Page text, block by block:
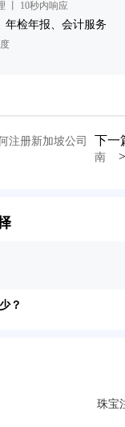
丨 10秒内响应
年检年报、会计服务
注册新加坡公司
下一
南 >
？
？ 珠宝